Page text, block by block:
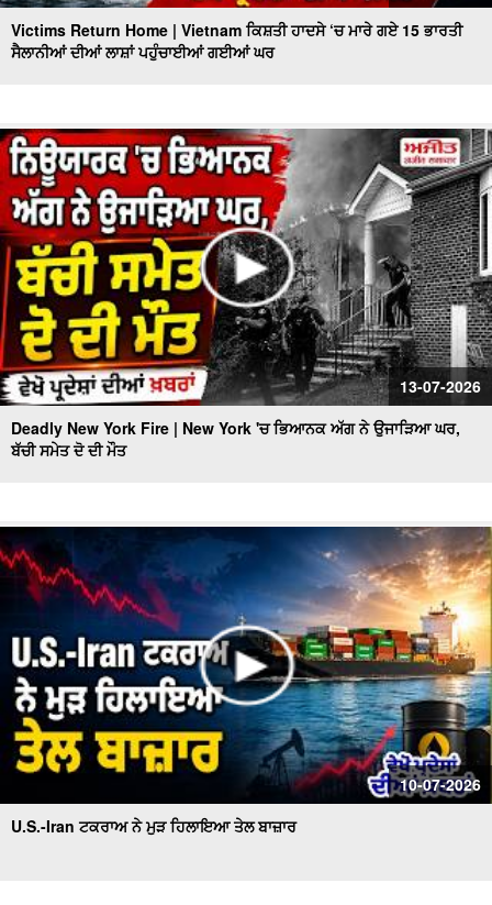
Victims Return Home | Vietnam ਕਿਸ਼ਤੀ ਹਾਦਸੇ ‘ਚ ਮਾਰੇ ਗਏ 15 ਭਾਰਤੀ
ਸੈਲਾਨੀਆਂ ਦੀਆਂ ਲਾਸ਼ਾਂ ਪਹੁੰਚਾਈਆਂ ਗਈਆਂ ਘਰ
13-07-2026
Deadly New York Fire | New York 'ਚ ਭਿਆਨਕ ਅੱਗ ਨੇ ਉਜਾੜਿਆ ਘਰ,
ਬੱਚੀ ਸਮੇਤ ਦੋ ਦੀ ਮੌਤ
10-07-2026
U.S.-Iran ਟਕਰਾਅ ਨੇ ਮੁੜ ਹਿਲਾਇਆ ਤੇਲ ਬਾਜ਼ਾਰ